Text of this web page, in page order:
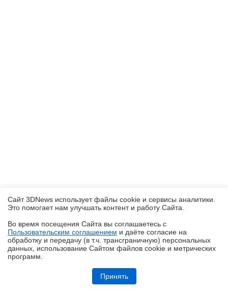
Обзор Midea VCR V15 EVO ULTRA: я просто хорошо убираю любое
Сайт 3DNews использует файлы cookie и сервисы аналитики.
Это помогает нам улучшать контент и работу Cайта.
Во время посещения Cайта вы соглашаетесь с
Пользовательским соглашением и даёте согласие на
обработку и передачу (в т.ч. трансграничную) персональных
данных, использование Cайтом файлов cookie и метрических
программ.
Принять